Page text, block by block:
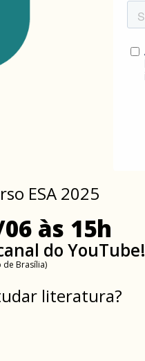
ESA 2025
às 15h
do YouTube!
de Brasília)
literatura?